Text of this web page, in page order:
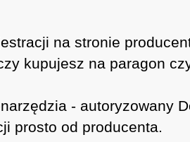
na stronie
kupujesz na paragon
- autoryzowany
prosto od producenta.